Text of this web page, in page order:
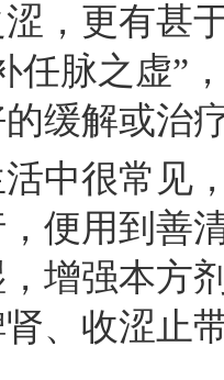
，更有甚
任脉之虚”
缓解或治
中很常见
便用到善
增强本方
、收涩止